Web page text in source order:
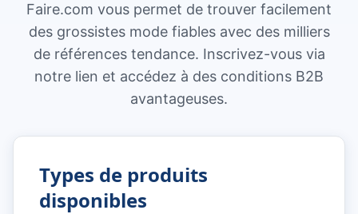
Faire.com vous permet de trouver facilement
des grossistes mode fiables avec des milliers
de références tendance. Inscrivez-vous via
notre lien et accédez à des conditions B2B
avantageuses.
Types de produits
disponibles